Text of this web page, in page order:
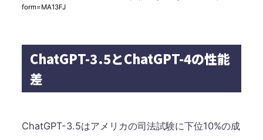
form=MA13FJ
ChatGPT-3.5とChatGPT-4の性能
差
ChatGPT-3.5はアメリカの司法試験に下位10%の成